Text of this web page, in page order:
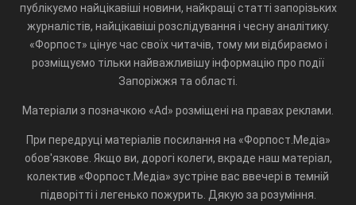
публікуємо найцікавіші новини, найкращі статті запорізьких
журналістів, найцікавіші розслідування і чесну аналітику.
«Форпост» цінує час своїх читачів, тому ми відбираємо і
розміщуємо тільки найважливішу інформацію про події
Запоріжжя та області.
Матеріали з позначкою «Ad» розміщені на правах реклами.
При передруці матеріалів посилання на «Форпост.Медіа»
обов'язкове. Якщо ви, дорогі колеги, вкраде наш матеріал,
колектив «Форпост.Медіа» зустріне вас ввечері в темній
підворітті і легенько пожурить. Дякую за розуміння.